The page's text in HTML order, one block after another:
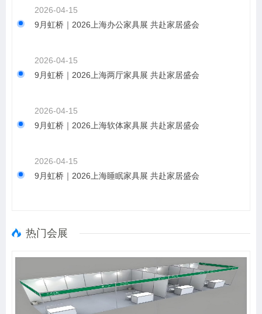
2026-04-15
9月虹桥｜2026上海办公家具展 共赴家居盛会
2026-04-15
9月虹桥｜2026上海两厅家具展 共赴家居盛会
2026-04-15
9月虹桥｜2026上海软体家具展 共赴家居盛会
2026-04-15
9月虹桥｜2026上海睡眠家具展 共赴家居盛会
热门会展